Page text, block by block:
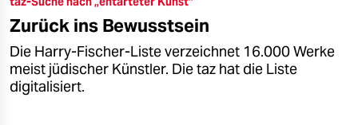
Zurück ins Bewusstsein
Die Harry-Fischer-Liste verzeichnet 16.000 Werke
meist jüdischer Künstler. Die taz hat die Liste
digitalisiert.